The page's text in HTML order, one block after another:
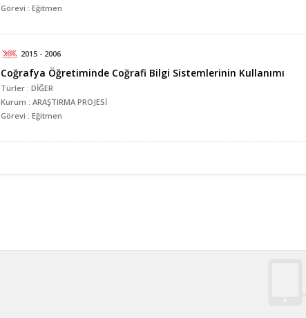
Görevi : Eğitmen
2015 - 2006
Coğrafya Öğretiminde Coğrafi Bilgi Sistemlerinin Kullanımı
Türler : DİĞER
Kurum : ARAŞTIRMA PROJESİ
Görevi : Eğitmen